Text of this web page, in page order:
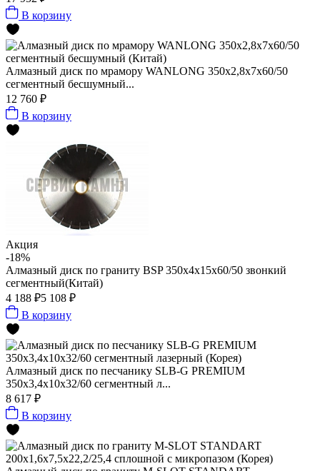
В корзину
Алмазный диск по мрамору WANLONG 350х2,8х7х60/50
сегментный бесшумный...
12 760 ₽
В корзину
Акция
-18%
Алмазный диск по граниту BSP 350x4x15x60/50 звонкий
сегментный(Китай)
4 188 ₽5 108 ₽
В корзину
Алмазный диск по песчанику SLB-G PREMIUM
350х3,4х10х32/60 сегментный л...
8 617 ₽
В корзину